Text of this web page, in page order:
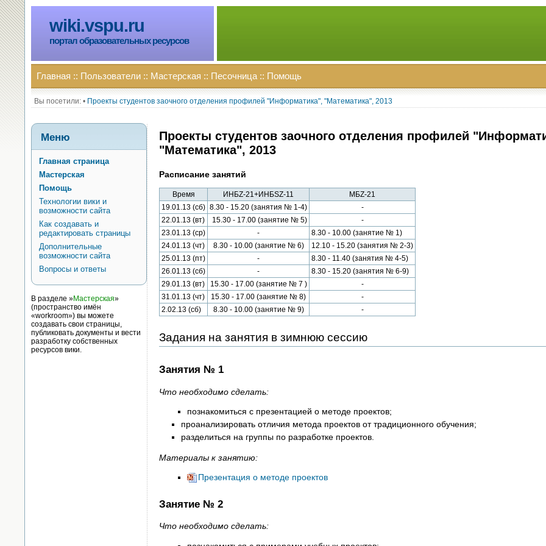
wiki.vspu.ru
портал образовательных ресурсов
Главная :: Пользователи :: Мастерская :: Песочница :: Помощь
Вы посетили: • Проекты студентов заочного отделения профилей "Информатика", "Математика", 2013
Проекты студентов заочного отделения профилей
"Математика", 2013
Расписание занятий
Время ИНБZ-21+ИНБSZ-11
МБZ-21
19.01.13 (сб) 8.30 - 15.20 (занятия № 1-4)
-
22.01.13 (вт)
15.30 - 17.00 (занятие № 5)
-
23.01.13 (ср)
-
8.30 - 10.00 (занятие № 1)
24.01.13 (чт)
8.30 - 10.00 (занятие № 6)
12.10 - 15.20 (занятия № 2-3)
25.01.13 (пт)
-
8.30 - 11.40 (занятия № 4-5)
26.01.13 (сб)
-
8.30 - 15.20 (занятия № 6-9)
29.01.13 (вт)
15.30 - 17.00 (занятие № 7 )
-
31.01.13 (чт)
15.30 - 17.00 (занятие № 8)
-
2.02.13 (сб)
8.30 - 10.00 (занятие № 9) -
Задания на занятия в зимнюю сессию
Занятия № 1
Что необходимо сделать:
познакомиться с презентацией о методе проектов;
проанализировать отличия метода проектов от традиционного обучения;
разделиться на группы по разработке проектов.
Материалы к занятию:
Презентация о методе проектов
Занятие № 2
Что необходимо сделать:
Меню
Главная страница
Мастерская
Помощь
Технологии вики и
возможности сайта
Как создавать и
редактировать страницы
Дополнительные
возможности сайта
Вопросы и ответы
В разделе »Мастерская»
(пространство имён
«workroom») вы можете
создавать свои страницы,
публиковать документы и вести
разработку собственных
ресурсов вики.